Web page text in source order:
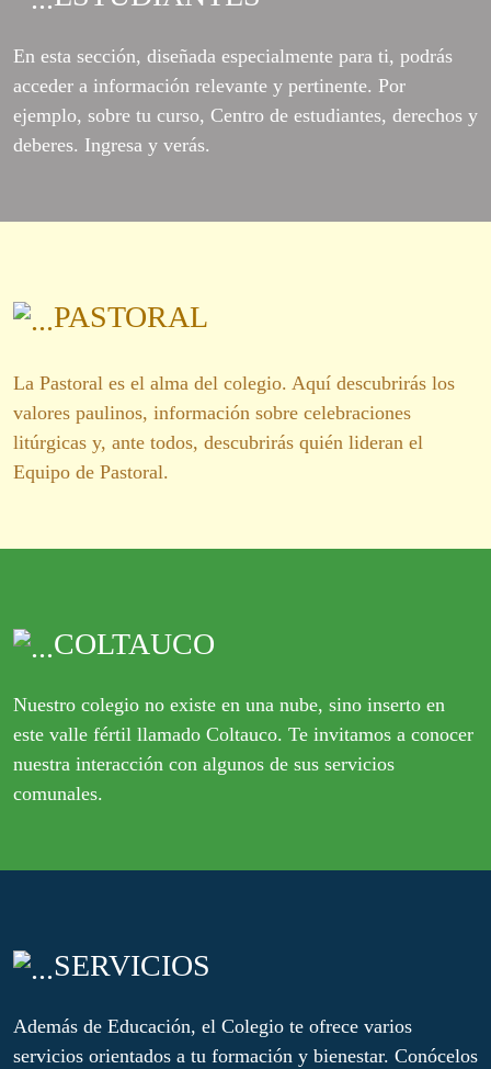
En esta sección, diseñada especialmente para ti, podrás
acceder a información relevante y pertinente. Por
ejemplo, sobre tu curso, Centro de estudiantes, derechos y
deberes. Ingresa y verás.
PASTORAL
La Pastoral es el alma del colegio. Aquí descubrirás los
valores paulinos, información sobre celebraciones
litúrgicas y, ante todos, descubrirás quién lideran el
Equipo de Pastoral.
COLTAUCO
Nuestro colegio no existe en una nube, sino inserto en
este valle fértil llamado Coltauco. Te invitamos a conocer
nuestra interacción con algunos de sus servicios
comunales.
SERVICIOS
Además de Educación, el Colegio te ofrece varios
servicios orientados a tu formación y bienestar. Conócelos